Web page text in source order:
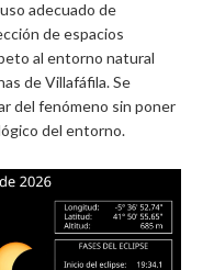
adecuado de
de espacios
al entorno natural
de Villafáfila. Se
del fenómeno sin poner
del entorno.